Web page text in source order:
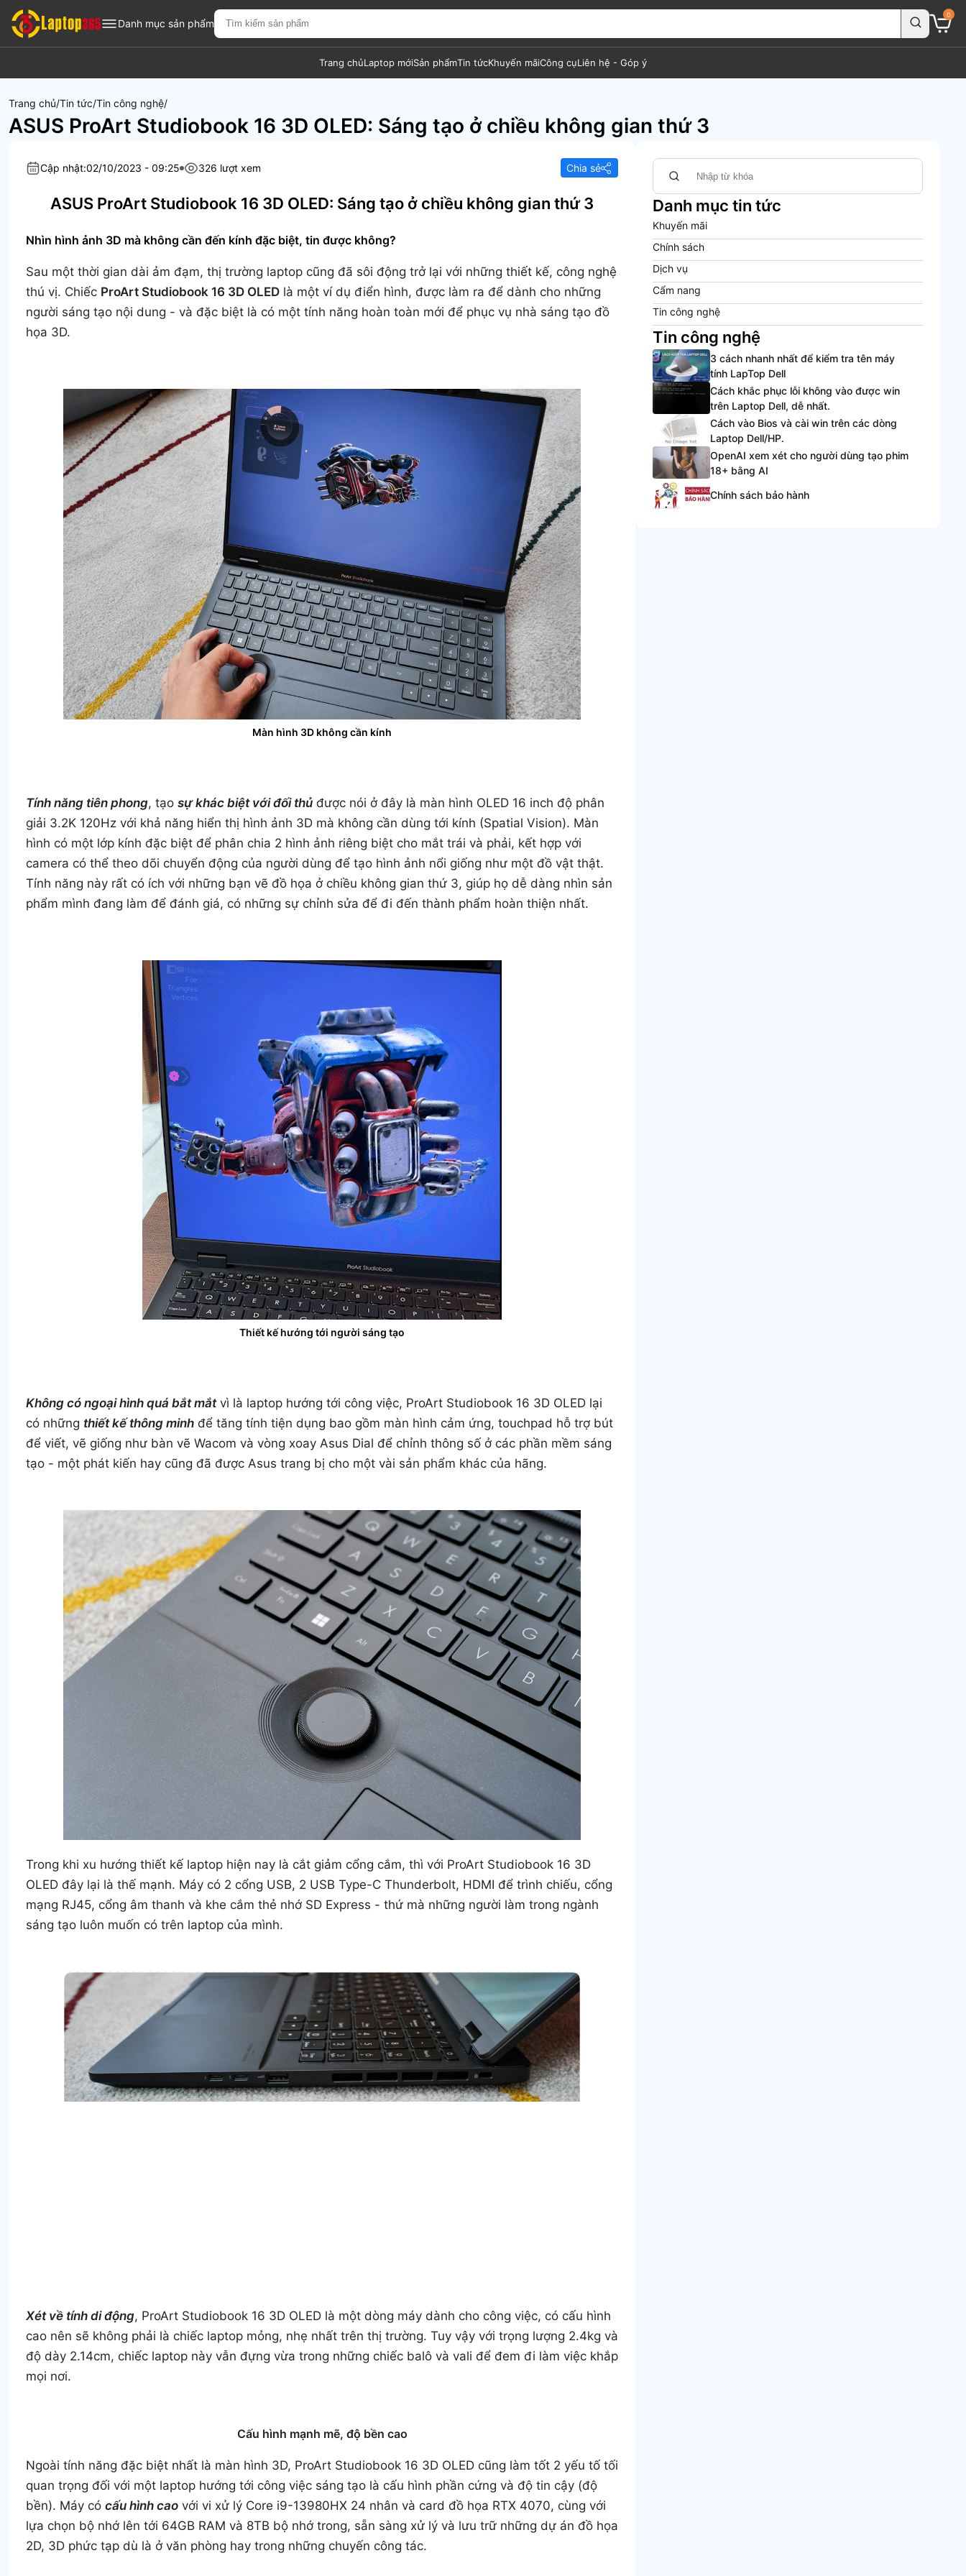
Danh mục sản phẩm
0
Trang chủLaptop mớiSản phẩmTin tứcKhuyến mãiCông cụLiên hệ - Góp ý
Trang chủ Tin tức Tin công nghệ
ASUS ProArt Studiobook 16 3D OLED: Sáng tạo ở chiều không gian thứ 3
Cập nhật:02/10/2023 - 09:25 326 lượt xem Chia sẻ
ASUS ProArt Studiobook 16 3D OLED: Sáng tạo ở chiều không gian thứ 3
Nhìn hình ảnh 3D mà không cần đến kính đặc biệt, tin được không?
Sau một thời gian dài ảm đạm, thị trường laptop cũng đã sôi động trở lại với những thiết kế, công nghệ
thú vị. Chiếc ProArt Studiobook 16 3D OLED là một ví dụ điển hình, được làm ra để dành cho những
người sáng tạo nội dung - và đặc biệt là có một tính năng hoàn toàn mới để phục vụ nhà sáng tạo đồ
họa 3D.
Màn hình 3D không cần kính
Tính năng tiên phong, tạo sự khác biệt với đối thủ được nói ở đây là màn hình OLED 16 inch độ phân
giải 3.2K 120Hz với khả năng hiển thị hình ảnh 3D mà không cần dùng tới kính (Spatial Vision). Màn
hình có một lớp kính đặc biệt để phân chia 2 hình ảnh riêng biệt cho mắt trái và phải, kết hợp với
camera có thể theo dõi chuyển động của người dùng để tạo hình ảnh nổi giống như một đồ vật thật.
Tính năng này rất có ích với những bạn vẽ đồ họa ở chiều không gian thứ 3, giúp họ dễ dàng nhìn sản
phẩm mình đang làm để đánh giá, có những sự chỉnh sửa để đi đến thành phẩm hoàn thiện nhất.
Thiết kế hướng tới người sáng tạo
Không có ngoại hình quá bắt mắtvì là laptop hướng tới công việc, ProArt Studiobook 16 3D OLED lại
có những thiết kế thông minh để tăng tính tiện dụng bao gồm màn hình cảm ứng, touchpad hỗ trợ bút
để viết, vẽ giống như bàn vẽ Wacom và vòng xoay Asus Dial để chỉnh thông số ở các phần mềm sáng
tạo - một phát kiến hay cũng đã được Asus trang bị cho một vài sản phẩm khác của hãng.
Trong khi xu hướng thiết kế laptop hiện nay là cắt giảm cổng cắm, thì với ProArt Studiobook 16 3D
OLED đây lại là thế mạnh. Máy có 2 cổng USB, 2 USB Type-C Thunderbolt, HDMI để trình chiếu, cổng
mạng RJ45, cổng âm thanh và khe cắm thẻ nhớ SD Express - thứ mà những người làm trong ngành
sáng tạo luôn muốn có trên laptop của mình.
Xét về tính di động, ProArt Studiobook 16 3D OLED là một dòng máy dành cho công việc, có cấu hình
cao nên sẽ không phải là chiếc laptop mỏng, nhẹ nhất trên thị trường. Tuy vậy với trọng lượng 2.4kg và
độ dày 2.14cm, chiếc laptop này vẫn đựng vừa trong những chiếc balô và vali để đem đi làm việc khắp
mọi nơi.
Cấu hình mạnh mẽ, độ bền cao
Ngoài tính năng đặc biệt nhất là màn hình 3D, ProArt Studiobook 16 3D OLED cũng làm tốt 2 yếu tố tối
quan trọng đối với một laptop hướng tới công việc sáng tạo là cấu hình phần cứng và độ tin cậy (độ
bền). Máy có cấu hình cao với vi xử lý Core i9-13980HX 24 nhân và card đồ họa RTX 4070, cùng với
lựa chọn bộ nhớ lên tới 64GB RAM và 8TB bộ nhớ trong, sẵn sàng xử lý và lưu trữ những dự án đồ họa
2D, 3D phức tạp dù là ở văn phòng hay trong những chuyến công tác.
Danh mục tin tức
Khuyến mãi
Chính sách
Dịch vụ
Cẩm nang
Tin công nghệ
Tin công nghệ
3 cách nhanh nhất để kiểm tra tên máy
tính LapTop Dell
Cách khắc phục lỗi không vào được win
trên Laptop Dell, dễ nhất.
Cách vào Bios và cài win trên các dòng
Laptop Dell/HP.
OpenAI xem xét cho người dùng tạo phim
18+ bằng AI
Chính sách bảo hành